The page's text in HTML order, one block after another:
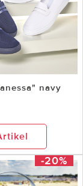
navy
-20%